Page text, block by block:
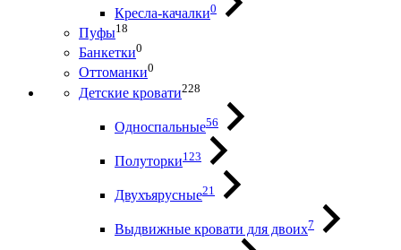
Кресла-качалки0
Пуфы18
Банкетки0
Оттоманки0
Детские кровати228
Односпальные56
Полуторки123
Двухъярусные21
Выдвижные кровати для двоих7